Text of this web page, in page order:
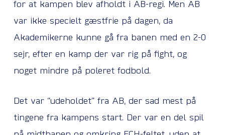
for at kampen blev afholdt i AB-regi. Men AB
var ikke specielt gæstfrie på dagen, da
Akademikerne kunne gå fra banen med en 2-0
sejr, efter en kamp der var rig på fight, og
noget mindre på poleret fodbold.
Det var “udeholdet” fra AB, der sad mest på
tingene fra kampens start. Der var en del spil